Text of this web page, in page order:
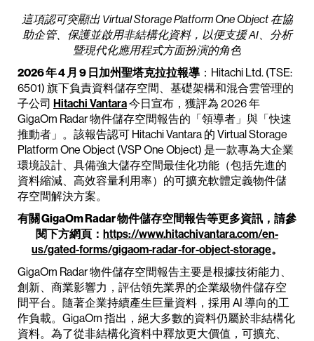
這項認可突顯出 Virtual Storage Platform One Object 在協
助企管、保護並啟用非結構化資料，以便支援 AI、分析
暨現代化應用程式方面扮演的角色
2026 年 4 月 9 日加州聖塔克拉拉報導 ：Hitachi Ltd. (TSE:
6501) 旗下負責資料儲存空間、基礎架構和混合雲管理的
子公司 Hitachi Vantara今日宣布，獲評為 2026 年
GigaOm Radar 物件儲存空間報告的「領導者」與「快速
推動者」。該報告認可 Hitachi Vantara 的 Virtual Storage
Platform One Object (VSP One Object) 是一款專為大企業
環境設計、具備強大儲存空間最佳化功能（包括先進的
資料縮減、高效容量利用率）的可擴充軟體定義物件儲
存空間解決方案。
有關 GigaOm Radar 物件儲存空間報告等更多資訊，請參
閱下方網頁： https://www.hitachivantara.com/en-
us/gated-forms/gigaom-radar-for-object-storage。
GigaOm Radar 物件儲存空間報告主要是根據技術能力、
創新、商業影響力，評估領先業界的企業級物件儲存空
間平台。隨著企業持續產生巨量資料，採用 AI 導向的工
作負載。GigaOm 指出，絕大多數的資料仍屬於非結構化
資料。為了從非結構化資料中釋放更大價值，可擴充、